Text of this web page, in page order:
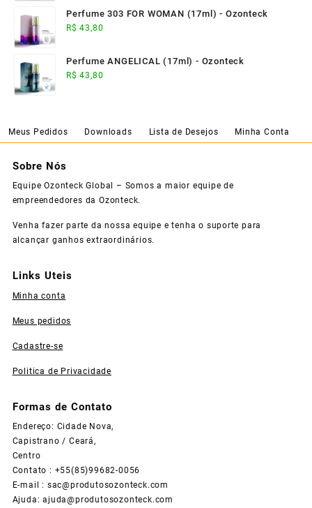
Perfume 303 FOR WOMAN (17ml) - Ozonteck
R$ 43,80
Perfume ANGELICAL (17ml) - Ozonteck
R$ 43,80
Meus Pedidos Downloads Lista de Desejos Minha Conta
Sobre Nós
Equipe Ozonteck Global – Somos a maior equipe de
empreendedores da Ozonteck.
Venha fazer parte da nossa equipe e tenha o suporte para
alcançar ganhos extraordinários.
Links Uteis
Minha conta
Meus pedidos
Cadastre-se
Politica de Privacidade
Formas de Contato
Endereço: Cidade Nova,
Capistrano / Ceará,
Centro
Contato : +55(85)99682-0056
E-mail : sac@produtosozonteck.com
Ajuda:ajuda@produtosozonteck.com